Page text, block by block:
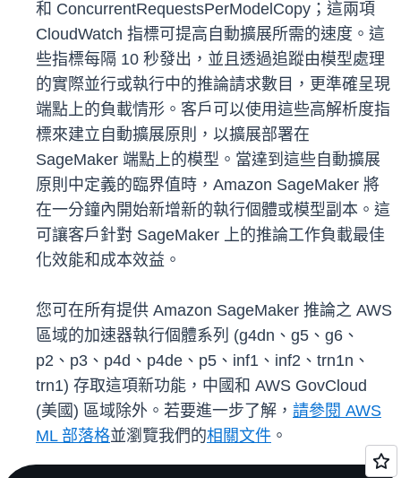
和 ConcurrentRequestsPerModelCopy；這兩項
CloudWatch 指標可提高自動擴展所需的速度。這
些指標每隔 10 秒發出，並且透過追蹤由模型處理
的實際並行或執行中的推論請求數目，更準確呈現
端點上的負載情形。客戶可以使用這些高解析度指
標來建立自動擴展原則，以擴展部署在
SageMaker 端點上的模型。當達到這些自動擴展
原則中定義的臨界值時，Amazon SageMaker 將
在一分鐘內開始新增新的執行個體或模型副本。這
可讓客戶針對 SageMaker 上的推論工作負載最佳
化效能和成本效益。
您可在所有提供 Amazon SageMaker 推論之 AWS
區域的加速器執行個體系列 (g4dn、g5、g6、
p2、p3、p4d、p4de、p5、inf1、inf2、trn1n、
trn1) 存取這項新功能，中國和 AWS GovCloud
(美國) 區域除外。若要進一步了解， 請參閱 AWS
ML 部落格並瀏覽我們的相關文件 。